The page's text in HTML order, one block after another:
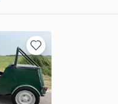
Bewaren
in
Favorieten